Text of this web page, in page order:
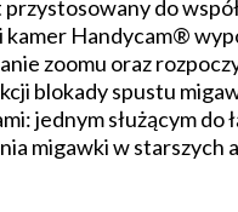
do
Handycam®
zoomu oraz
blokady spustu
jednym służącym do
migawki w starszych